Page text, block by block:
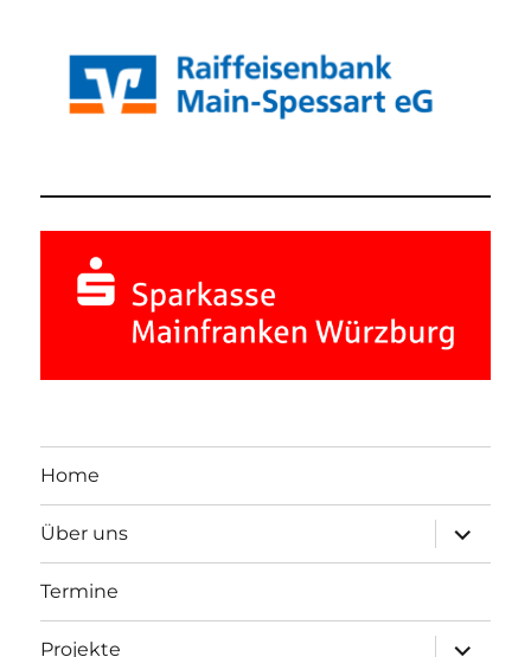
Home
Über uns
öffnen
Termine
Projekte